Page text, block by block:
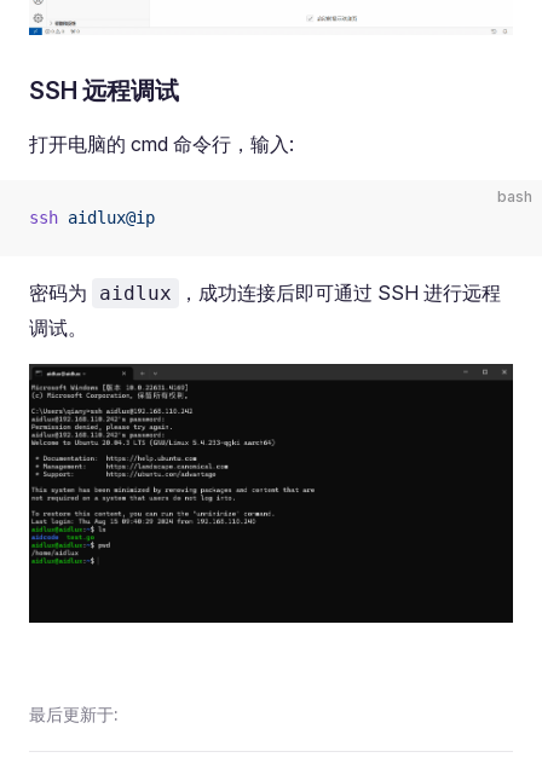
SSH 远程调试
打开电脑的 cmd 命令行，输入:
bash
ssh aidlux@ip
密码为 aidlux
，成功连接后即可通过 SSH 进行远程
调试。
最后更新于: